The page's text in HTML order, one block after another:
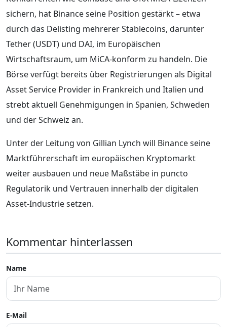
sichern, hat Binance seine Position gestärkt – etwa
durch das Delisting mehrerer Stablecoins, darunter
Tether (USDT) und DAI, im Europäischen
Wirtschaftsraum, um MiCA-konform zu handeln. Die
Börse verfügt bereits über Registrierungen als Digital
Asset Service Provider in Frankreich und Italien und
strebt aktuell Genehmigungen in Spanien, Schweden
und der Schweiz an.
Unter der Leitung von Gillian Lynch will Binance seine
Marktführerschaft im europäischen Kryptomarkt
weiter ausbauen und neue Maßstäbe in puncto
Regulatorik und Vertrauen innerhalb der digitalen
Asset-Industrie setzen.
Kommentar hinterlassen
Name
E-Mail